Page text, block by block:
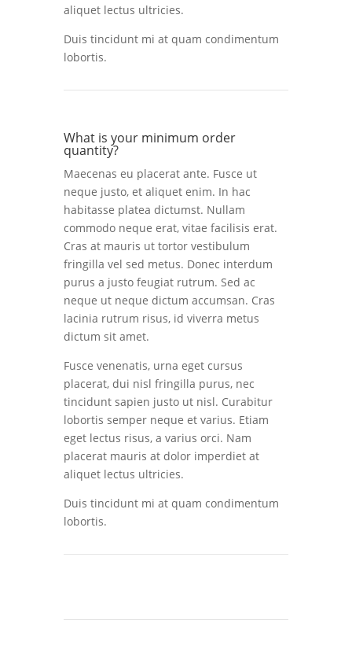
aliquet lectus ultricies.
Duis tincidunt mi at quam condimentum
lobortis.
What is your minimum order
quantity?
Maecenas eu placerat ante. Fusce ut
neque justo, et aliquet enim. In hac
habitasse platea dictumst. Nullam
commodo neque erat, vitae facilisis erat.
Cras at mauris ut tortor vestibulum
fringilla vel sed metus. Donec interdum
purus a justo feugiat rutrum. Sed ac
neque ut neque dictum accumsan. Cras
lacinia rutrum risus, id viverra metus
dictum sit amet.
Fusce venenatis, urna eget cursus
placerat, dui nisl fringilla purus, nec
tincidunt sapien justo ut nisl. Curabitur
lobortis semper neque et varius. Etiam
eget lectus risus, a varius orci. Nam
placerat mauris at dolor imperdiet at
aliquet lectus ultricies.
Duis tincidunt mi at quam condimentum
lobortis.